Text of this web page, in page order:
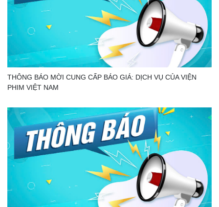
THÔNG BÁO MỜI CUNG CẤP BÁO GIÁ: DỊCH VỤ CỦA VIỆN
PHIM VIỆT NAM